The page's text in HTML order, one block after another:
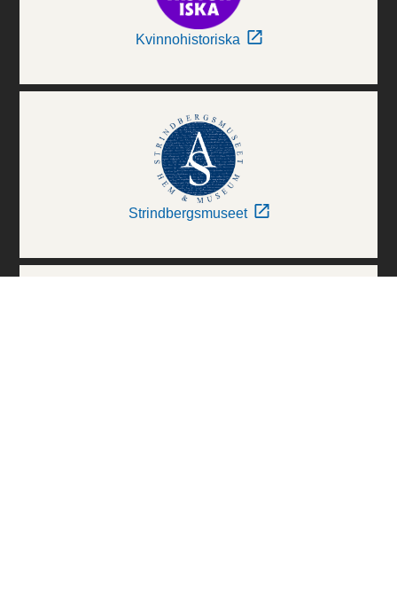
Kvinnohistoriska
Strindbergsmuseet